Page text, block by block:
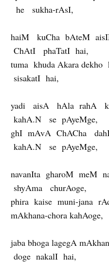
he sukha-rAsI,
haiM kuCha bAteM
ChAtI phaTatI hai,
tuma khuda Akara
sisakatI hai,
yadi aisA hAla rahA
kahA.N se pAyeMge,
ghI mAvA ChACha
kahA.N se pAyeMge,
navanIta gharoM meM
shyAma churAoge,
phira kaise muni-jana
mAkhana-chora kahAoge,
jaba bhoga lagegA
doge nakalI hai,